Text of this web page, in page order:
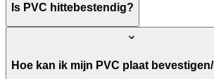
Is PVC hittebestendig?
Hoe kan ik mijn PVC plaat